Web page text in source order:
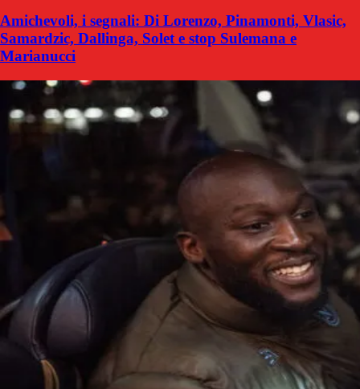
Amichevoli, i segnali: Di Lorenzo, Pinamonti, Vlasic,
Samardzic, Dallinga, Solet e stop Sulemana e
Marianucci